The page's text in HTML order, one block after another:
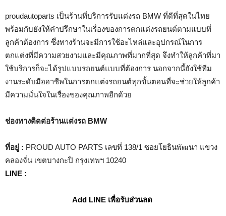
proudautoparts เป็นร้านที่บริการรับแต่งรถ BMW ที่ดีที่สุดในไทย
พร้อมกับยังให้คำปรึกษาในเรื่องของการตกแต่งรถยนต์ตามแบบที่
ลูกค้าต้องการ ซึ่งทางร้านจะมีการใช้อะไหล่และอุปกรณ์ในการ
ตกแต่งที่มีความสวยงามและมีคุณภาพที่มากที่สุด จึงทำให้ลูกค้าที่มา
ใช้บริการก็จะได้รูปแบบรถยนต์แบบที่ต้องการ นอกจากนี้ยังใช้ทีม
งานระดับมืออาชีพในการตกแต่งรถยนต์ทุกขั้นตอนที่จะช่วยให้ลูกค้า
มีความมั่นใจในเรื่องของคุณภาพอีกด้วย
ช่องทางติดต่อร้านแต่งรถ BMW
ที่อยู่ : PROUD AUTO PARTS เลขที่ 138/1 ซอยโยธินพัฒนา แขวง
คลองจั่น เขตบางกะปิ กรุงเทพฯ 10240
LINE :
Add LINE เพื่อรับส่วนลด